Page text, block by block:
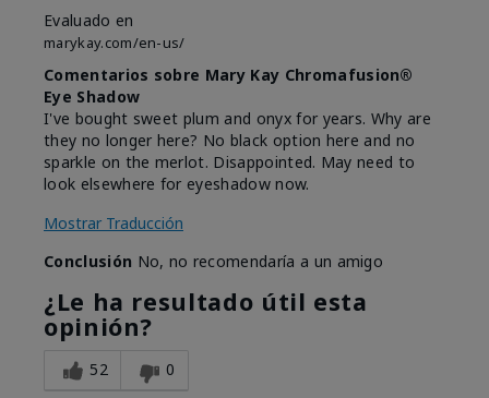
Evaluado en
marykay.com/en-us/
Comentarios sobre Mary Kay Chromafusion®
Eye Shadow
I've bought sweet plum and onyx for years. Why are
they no longer here? No black option here and no
sparkle on the merlot. Disappointed. May need to
look elsewhere for eyeshadow now.
Mostrar Traducción
Conclusión No, no recomendaría a un amigo
¿Le ha resultado útil esta
opinión?
52 0